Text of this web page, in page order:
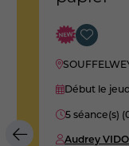
Début le
5 séance(s)
Audrey